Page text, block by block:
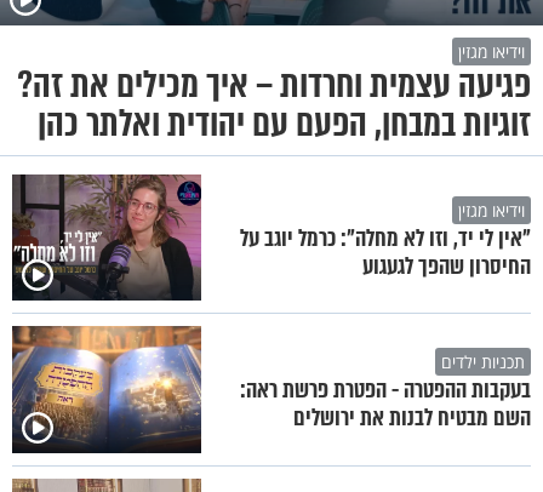
וידיאו מגזין
פגיעה עצמית וחרדות – איך מכילים את זה?
זוגיות במבחן, הפעם עם יהודית ואלתר כהן
וידיאו מגזין
"אין לי יד, וזו לא מחלה": כרמל יוגב על
החיסרון שהפך לגעגוע
תכניות ילדים
בעקבות ההפטרה - הפטרת פרשת ראה:
השם מבטיח לבנות את ירושלים